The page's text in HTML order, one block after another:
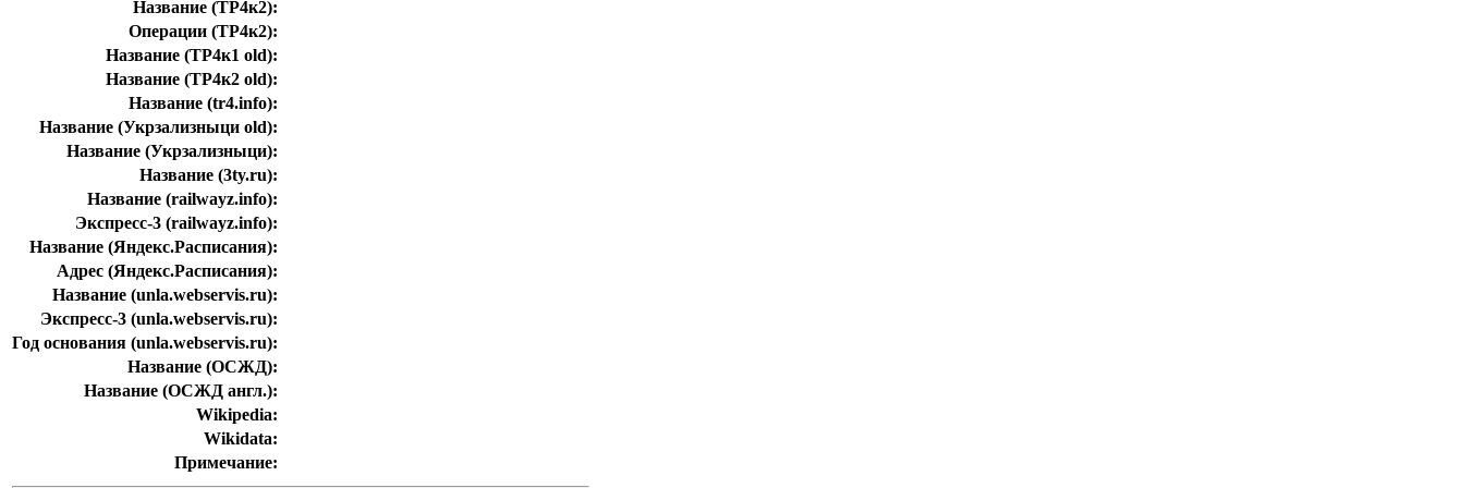
Название (ТР4к2):
Операции (ТР4к2):
Название (ТР4к1 old):
Название (ТР4к2 old):
Название (tr4.info):
Название (Укрзализныци old):
Название (Укрзализныци):
Название (3ty.ru):
Название (railwayz.info):
Экспресс-3 (railwayz.info):
Название (Яндекс.Расписания):
Адрес (Яндекс.Расписания):
Название (unla.webservis.ru):
Экспресс-3 (unla.webservis.ru):
Год основания (unla.webservis.ru):
Название (ОСЖД):
Название (ОСЖД англ.):
Wikipedia:
Wikidata:
Примечание: